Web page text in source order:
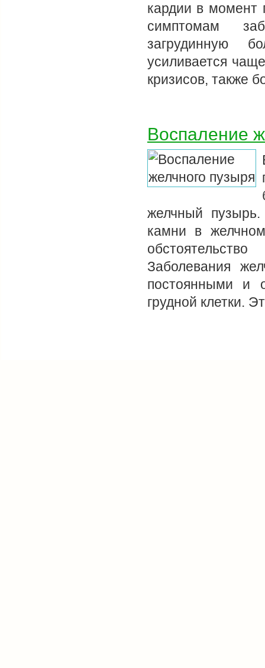
кардии в момент
симптомам
загрудинную
усиливается
кризисов, также
Воспаление
желчный
камни в
Заболевания
постоянными и
грудной клетки.